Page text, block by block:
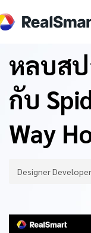
IN:
หลบส
กับ
Way
Designer Developer
on: